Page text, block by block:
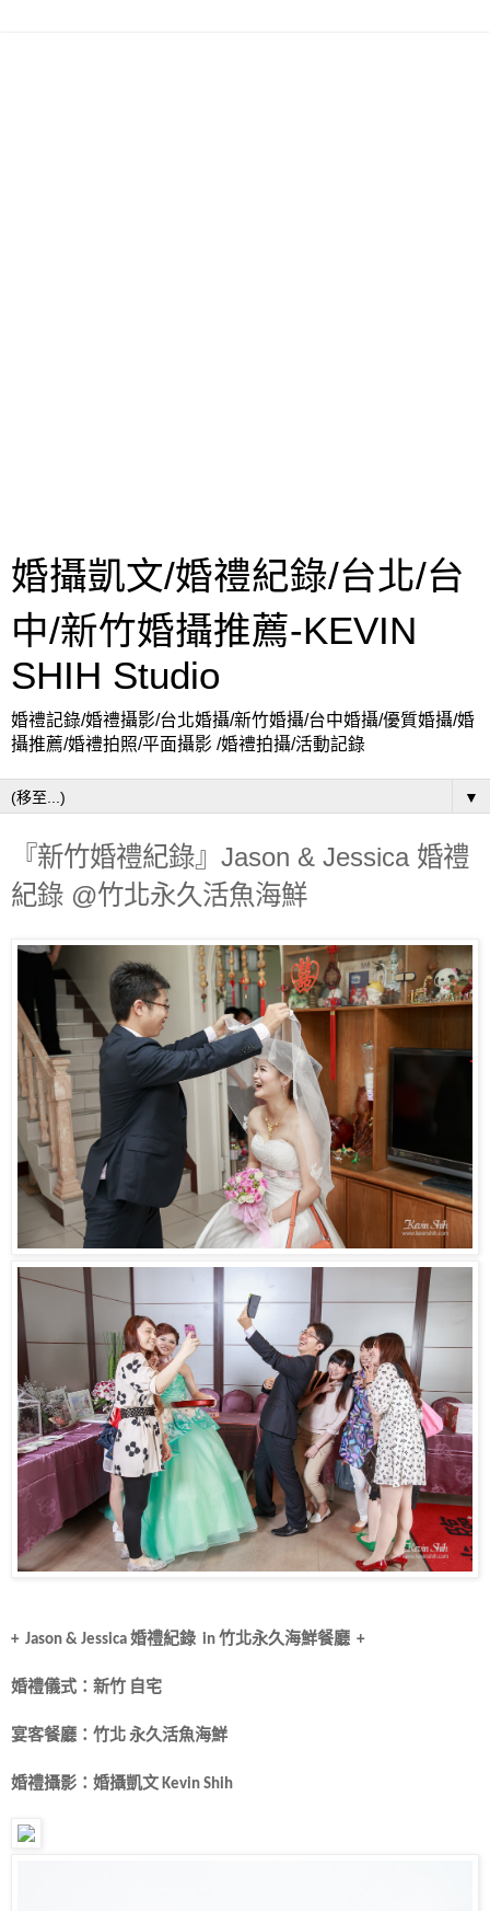
婚攝凱文/婚禮紀錄/台北/台
中/新竹婚攝推薦-KEVIN
SHIH Studio
婚禮記錄/婚禮攝影/台北婚攝/新竹婚攝/台中婚攝/優質婚攝/婚
攝推薦/婚禮拍照/平面攝影 /婚禮拍攝/活動記錄
▼
『新竹婚禮紀錄』Jason & Jessica 婚禮
紀錄 @竹北永久活魚海鮮
+ Jason & Jessica 婚禮紀錄 in 竹北永久海鮮餐廳 +
婚禮儀式：新竹 自宅
宴客餐廳：竹北 永久活魚海鮮
婚禮攝影：婚攝凱文 Kevin Shih